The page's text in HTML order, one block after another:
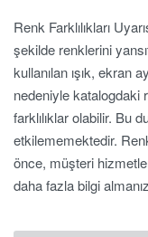
Renk Farklılıkları
şekilde renklerini
kullanılan ışık, ekran
nedeniyle katalogdaki
farklılıklar olabilir. Bu
etkilememektedir.
önce, müşteri
daha fazla bilgi